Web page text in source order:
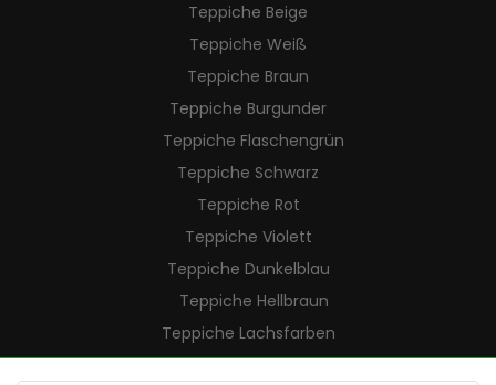
Teppiche Beige
Teppiche Weiß
Teppiche Braun
Teppiche Burgunder
Teppiche Flaschengrün
Teppiche Schwarz
Teppiche Rot
Teppiche Violett
Teppiche Dunkelblau
Teppiche Hellbraun
Teppiche Lachsfarben
Teppiche Cremefarben